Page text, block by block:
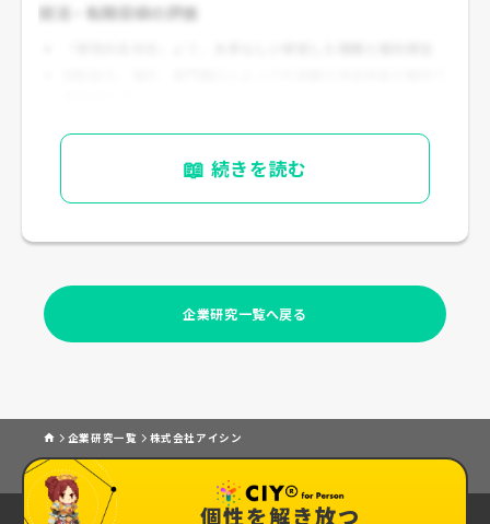
就活・転職目線の評価
📖 続きを読む
企業研究一覧へ戻る
企業研究一覧 株式会社アイシン
個性を解き放つ